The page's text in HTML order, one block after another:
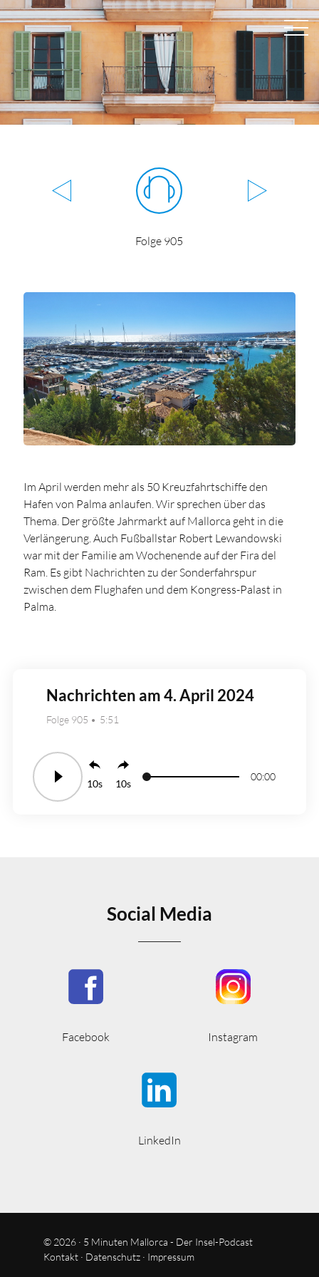
Folge 905
Im April werden mehr als 50 Kreuzfahrtschiffe den
Hafen von Palma anlaufen. Wir sprechen über das
Thema. Der größte Jahrmarkt auf Mallorca geht in die
Verlängerung. Auch Fußballstar Robert Lewandowski
war mit der Familie am Wochenende auf der Fira del
Ram. Es gibt Nachrichten zu der Sonderfahrspur
zwischen dem Flughafen und dem Kongress-Palast in
Palma.
Nachrichten am 4. April 2024
Folge 905 5:51
10 10
00:00
Social Media
Facebook Instagram
LinkedIn
© 2026 · 5 Minuten Mallorca - Der Insel-Podcast
Kontakt· Datenschutz· Impressum